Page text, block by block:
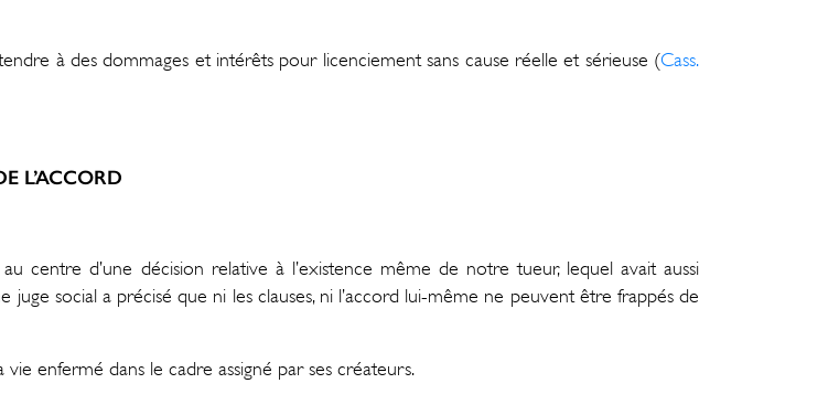
à des dommages et intérêts pour licenciement sans cause réelle et sérieuse (Cass.
L’ACCORD
centre d’une décision relative à l’existence même de notre tueur, lequel avait aussi
juge social a précisé que ni les clauses, ni l’accord lui-même ne peuvent être frappés de
enfermé dans le cadre assigné par ses créateurs.